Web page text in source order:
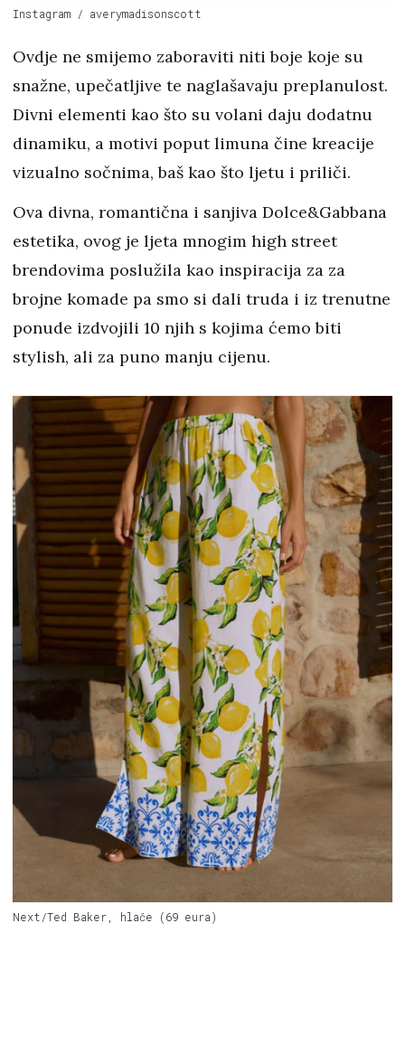
Instagram / averymadisonscott
Ovdje ne smijemo zaboraviti niti boje koje su
snažne, upečatljive te naglašavaju preplanulost.
Divni elementi kao što su volani daju dodatnu
dinamiku, a motivi poput limuna čine kreacije
vizualno sočnima, baš kao što ljetu i priliči.
Ova divna, romantična i sanjiva Dolce&Gabbana
estetika, ovog je ljeta mnogim high street
brendovima poslužila kao inspiracija za za
brojne komade pa smo si dali truda i iz trenutne
ponude izdvojili 10 njih s kojima ćemo biti
stylish, ali za puno manju cijenu.
Next/Ted Baker, hlače (69 eura)